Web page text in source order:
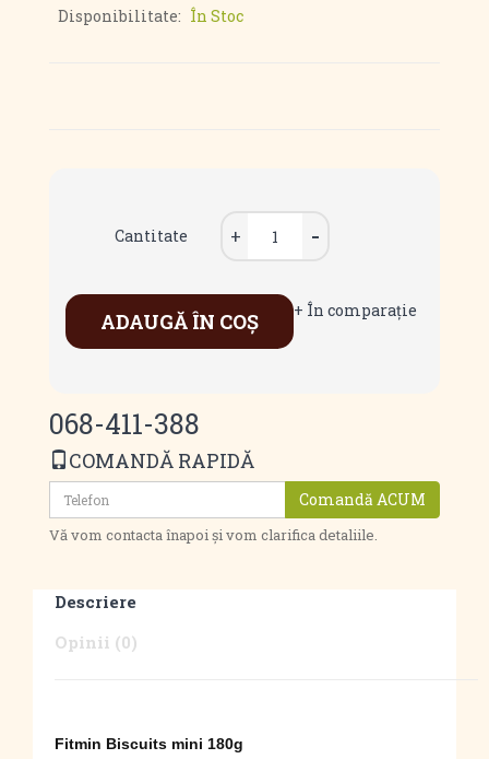
Disponibilitate: În Stoc
Cantitate
ADAUGĂ ÎN COŞ + În comparaţie
068-411-388
COMANDĂ RAPIDĂ
Comandă ACUM
Vă vom contacta înapoi și vom clarifica detaliile.
Descriere
Opinii (0)
Fitmin Biscuits mini 180g